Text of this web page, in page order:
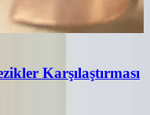
Karşılaştırması